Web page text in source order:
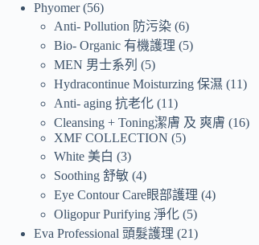
Phyomer 56
Anti- Pollution 防污染 6
Bio- Organic 有機護理
5
MEN 男士系列
5
Hydracontinue Moisturzing 保濕
11
Anti- aging 抗老化 11
Cleansing + Toning潔膚 及 爽膚
16
XMF COLLECTION
5
White 美白
3
Soothing 舒敏 4
Eye Contour Care眼部護理 4
Oligopur Purifying 淨化 5
Eva Professional 頭髮護理
21